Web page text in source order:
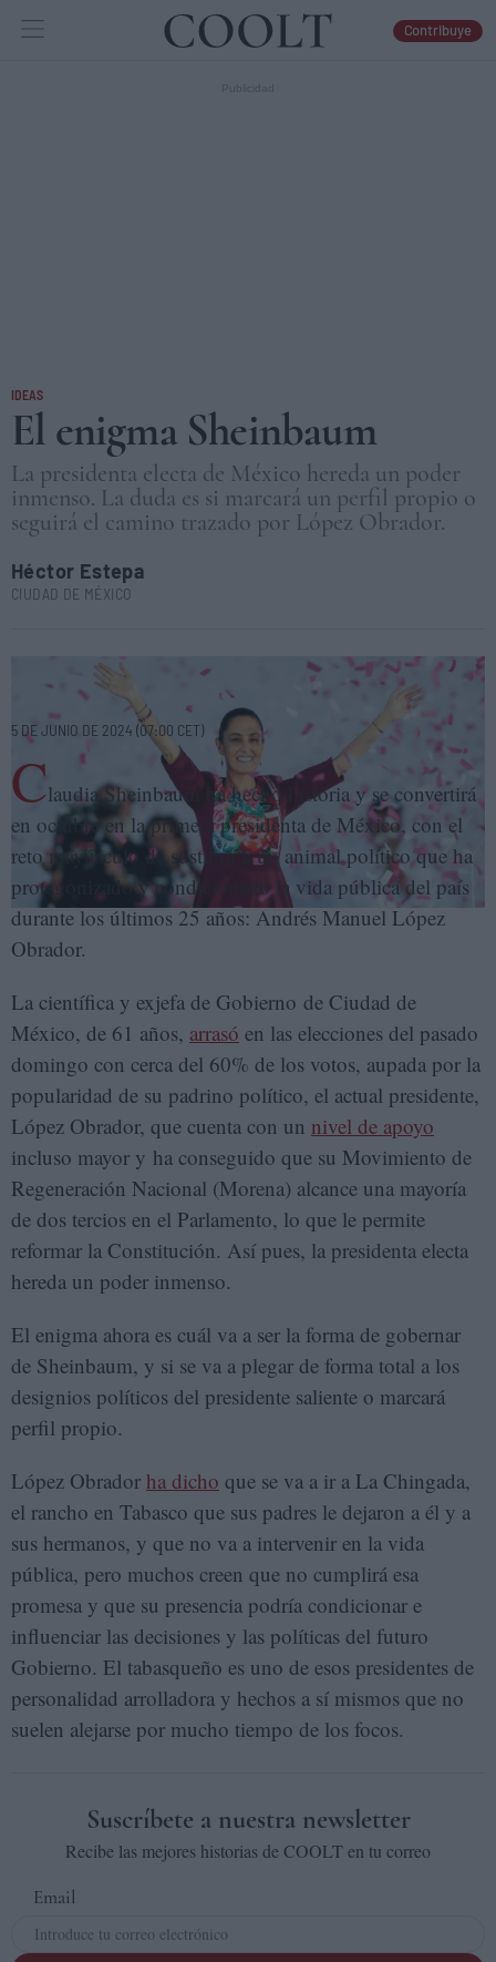
IDEAS
Contribuye
IDEAS
El enigma Sheinbaum
La presidenta electa de México hereda un poder
inmenso. La duda es si marcará un perfil propio o
seguirá el camino trazado por López Obrador.
Héctor Estepa
CIUDAD DE MÉXICO
Claudia Sheinbaum, en un mitin en Ciudad de México, el pasado 1 de
marzo. EFE/ISAAC ESQUIVEL
5 DE JUNIO DE 2024 (07:00 CET)
Claudia Sheinbaum ha hecho historia y se convertirá
en octubre en la primera presidenta de México, con el
reto mayúsculo de sustituir a un animal político que ha
protagonizado y condicionado la vida pública del país
durante los últimos 25 años: Andrés Manuel López
Obrador.
La científica y exjefa de Gobierno de Ciudad de
México, de 61 años, arrasó en las elecciones del pasado
domingo con cerca del 60% de los votos, aupada por la
popularidad de su padrino político, el actual presidente,
López Obrador, que cuenta con un nivel de apoyo
incluso mayor y ha conseguido que su Movimiento de
Regeneración Nacional (Morena) alcance una mayoría
de dos tercios en el Parlamento, lo que le permite
reformar la Constitución. Así pues, la presidenta electa
hereda un poder inmenso.
El enigma ahora es cuál va a ser la forma de gobernar
de Sheinbaum, y si se va a plegar de forma total a los
designios políticos del presidente saliente o marcará
perfil propio.
López Obrador ha dicho que se va a ir a La Chingada,
el rancho en Tabasco que sus padres le dejaron a él y a
sus hermanos, y que no va a intervenir en la vida
pública, pero muchos creen que no cumplirá esa
promesa y que su presencia podría condicionar e
influenciar las decisiones y las políticas del futuro
Gobierno. El tabasqueño es uno de esos presidentes de
personalidad arrolladora y hechos a sí mismos que no
suelen alejarse por mucho tiempo de los focos.
Suscríbete a nuestra newsletter
Recibe las mejores historias de COOLT en tu correo
Email